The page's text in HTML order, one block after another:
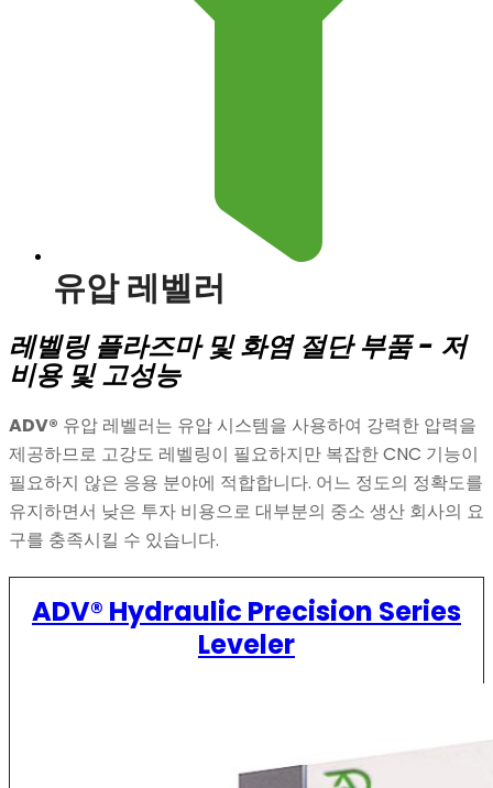
유압 레벨러
레벨링 플라즈마 및 화염 절단 부품 - 저
비용 및 고성능
ADV® 유압 레벨러는 유압 시스템을 사용하여 강력한 압력을
제공하므로 고강도 레벨링이 필요하지만 복잡한 CNC 기능이
필요하지 않은 응용 분야에 적합합니다. 어느 정도의 정확도를
유지하면서 낮은 투자 비용으로 대부분의 중소 생산 회사의 요
구를 충족시킬 수 있습니다.
ADV® Hydraulic Precision Series
Leveler